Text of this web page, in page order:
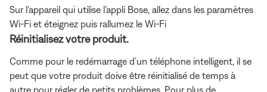
Sur l’appareil qui utilise l’appli Bose, allez dans les paramètres
Wi-Fi et éteignez puis rallumez le Wi-Fi
Réinitialisez votre produit.
Comme pour le redémarrage d’un téléphone intelligent, il se
peut que votre produit doive être réinitialisé de temps à
autre pour régler de petits problèmes. Pour plus de